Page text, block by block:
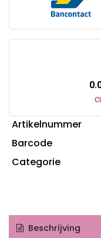
Artikelnummer
Barcode
Categorie
Beschrijving